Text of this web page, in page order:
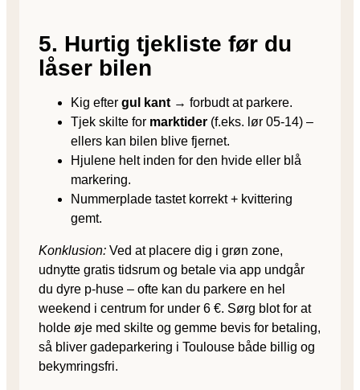
5. Hurtig tjekliste før du
låser bilen
Kig efter gul kant → forbudt at parkere.
Tjek skilte for marktider (f.eks. lør 05-14) –
ellers kan bilen blive fjernet.
Hjulene helt inden for den hvide eller blå
markering.
Nummerplade tastet korrekt + kvittering
gemt.
Konklusion: Ved at placere dig i grøn zone,
udnytte gratis tidsrum og betale via app undgår
du dyre p-huse – ofte kan du parkere en hel
weekend i centrum for under 6 €. Sørg blot for at
holde øje med skilte og gemme bevis for betaling,
så bliver gadeparkering i Toulouse både billig og
bekymringsfri.